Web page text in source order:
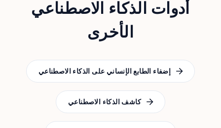
أدوات الذكاء الاصطناعي
الأخرى
إضفاء الطابع الإنساني على الذكاء الاصطناعي
كاشف الذكاء الاصطناعي